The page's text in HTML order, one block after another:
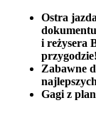
Ostra
i reżysera
przygodzie!
Zabawne
Gagi z